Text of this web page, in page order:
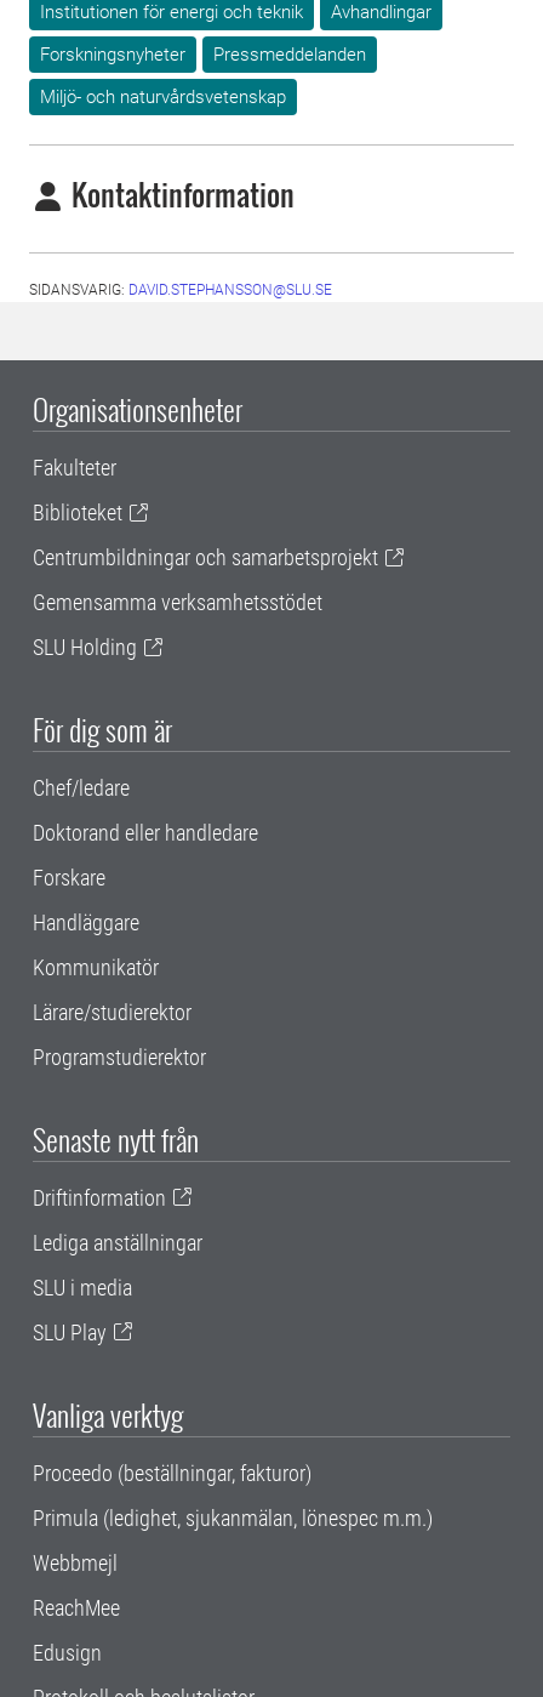
Institutionen för energi och teknik
Avhandlingar
Forskningsnyheter
Pressmeddelanden
Miljö- och naturvårdsvetenskap
Kontaktinformation
SIDANSVARIG: DAVID.STEPHANSSON@SLU.SE
Organisationsenheter
Fakulteter
Biblioteket
Centrumbildningar och samarbetsprojekt
Gemensamma verksamhetsstödet
SLU Holding
För dig som är
Chef/ledare
Doktorand eller handledare
Forskare
Handläggare
Kommunikatör
Lärare/studierektor
Programstudierektor
Senaste nytt från
Driftinformation
Lediga anställningar
SLU i media
SLU Play
Vanliga verktyg
Proceedo (beställningar, fakturor)
Primula (ledighet, sjukanmälan, lönespec m.m.)
Webbmejl
ReachMee
Edusign